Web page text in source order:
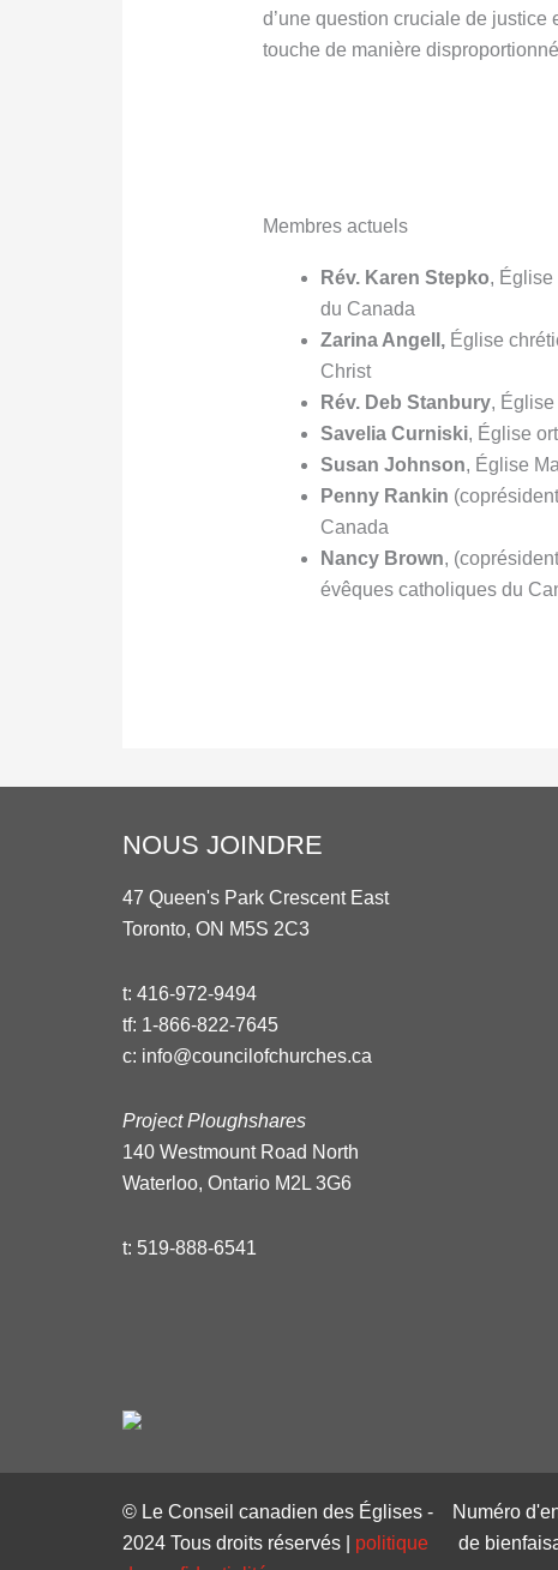
d’une question cruciale de justice
touche de manière
Membres actuels
Rév. Karen Stepko,
du Canada
Zarina Angell,Église
Christ
Rév. Deb Stanbury, Église
Savelia Curniski, Église
Susan Johnson, Église
Penny Rankin
Canada
Nancy Brown,
évêques catholiques du
NOUS JOINDRE
47 Queen's Park Crescent East
Toronto, ON M5S 2C3
t: 416-972-9494
tf: 1-866-822-7645
c: info@councilofchurches.ca
Project Ploughshares
140 Westmount Road North
Waterloo, Ontario M2L 3G6
t: 519-888-6541
© Le Conseil canadien des Églises -
2024 Tous droits réservés | politique
Numéro
de